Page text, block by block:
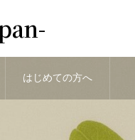
はじめての方へ